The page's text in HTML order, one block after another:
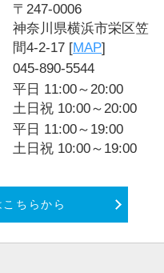
〒247-0006
神奈川県横浜市栄区笠
間4-2-17 [MAP]
045-890-5544
平日 11:00～20:00
土日祝 10:00～20:00
平日 11:00～19:00
土日祝 10:00～19:00
ちらから